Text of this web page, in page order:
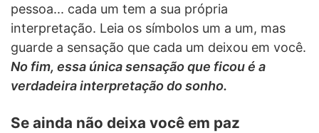
pessoa... cada um tem a sua própria
interpretação. Leia os símbolos um a um, mas
guarde a sensação que cada um deixou em você.
No fim, essa única sensação que ficou é a
verdadeira interpretação do sonho.
Se ainda não deixa você em paz